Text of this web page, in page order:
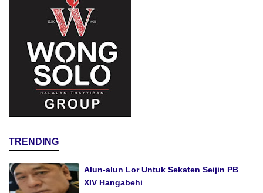
TRENDING
Alun-alun Lor Untuk Sekaten Seijin PB
XIV Hangabehi